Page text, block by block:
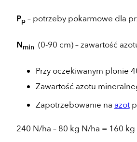
Pp – potrzeby pokarmowe dla
Nmin (0-90 cm) – zawartość
Przy oczekiwanym plonie
Zawartość azotu
Zapotrzebowanie na azot
240 N/ha – 80 kg N/ha = 160